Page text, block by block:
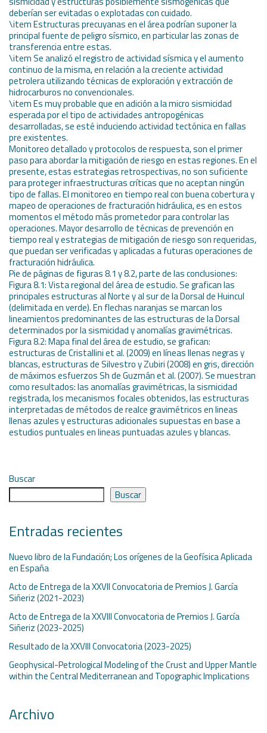
deberían ser evitadas o explotadas con cuidado.
\item Estructuras precuyanas en el área podrían suponer la
principal fuente de peligro sísmico, en particular las zonas de
transferencia entre estas.
\item Se analizó el registro de actividad sísmica y el aumento
continuo de la misma, en relación a la creciente actividad
petrolera utilizando técnicas de exploración y extracción de
hidrocarburos no convencionales.
\item Es muy probable que en adición a la micro sismicidad
esperada por el tipo de actividades antropogénicas
desarrolladas, se esté induciendo actividad tectónica en fallas
pre existentes.
Monitoreo detallado y protocolos de respuesta, son el primer
paso para abordar la mitigación de riesgo en estas regiones. En el
presente, estas estrategias retrospectivas, no son suficiente
para proteger infraestructuras críticas que no aceptan ningún
tipo de fallas. El monitoreo en tiempo real con buena cobertura y
mapeo de operaciones de fracturación hidráulica, es en estos
momentos el método más prometedor para controlar las
operaciones. Mayor desarrollo de técnicas de prevención en
tiempo real y estrategias de mitigación de riesgo son requeridas,
que puedan ser verificadas y aplicadas a futuras operaciones de
fracturación hidráulica.
Pie de páginas de figuras 8.1 y 8.2, parte de las conclusiones:
Figura 8.1: Vista regional del área de estudio. Se grafican las
principales estructuras al Norte y al sur de la Dorsal de Huincul
(delimitada en verde). En flechas naranjas se marcan los
lineamientos predominantes de las estructuras de la Dorsal
determinados por la sismicidad y anomalías gravimétricas.
Figura 8.2: Mapa final del área de estudio, se grafican:
estructuras de Cristallini et al. (2009) en líneas llenas negras y
blancas, estructuras de Silvestro y Zubiri (2008) en gris, dirección
de máximos esfuerzos Sh de Guzmán et al. (2007). Se muestran
como resultados: las anomalías gravimétricas, la sismicidad
registrada, los mecanismos focales obtenidos, las estructuras
interpretadas de métodos de realce gravimétricos en lineas
llenas azules y estructuras adicionales supuestas en base a
estudios puntuales en lineas puntuadas azules y blancas.
Buscar
Buscar
Entradas recientes
Nuevo libro de la Fundación; Los orígenes de la Geofísica Aplicada
en España
Acto de Entrega de la XXVII Convocatoria de Premios J. García
Siñeriz (2021-2023)
Acto de Entrega de la XXVIII Convocatoria de Premios J. García
Siñeriz (2023-2025)
Resultado de la XXVIII Convocatoria (2023-2025)
Geophysical-Petrological Modeling of the Crust and Upper Mantle
within the Central Mediterranean and Topographic Implications
Archivo